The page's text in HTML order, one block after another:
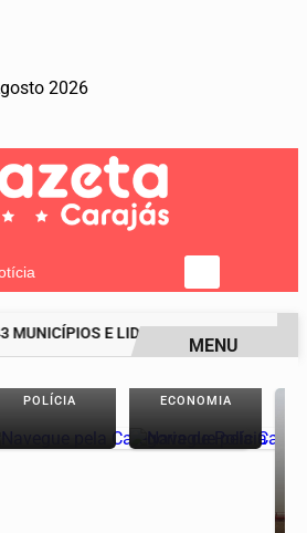
2026
E LIDERA O RANKING DO IDEB
MENU
POLÍCIA ECONOMIA